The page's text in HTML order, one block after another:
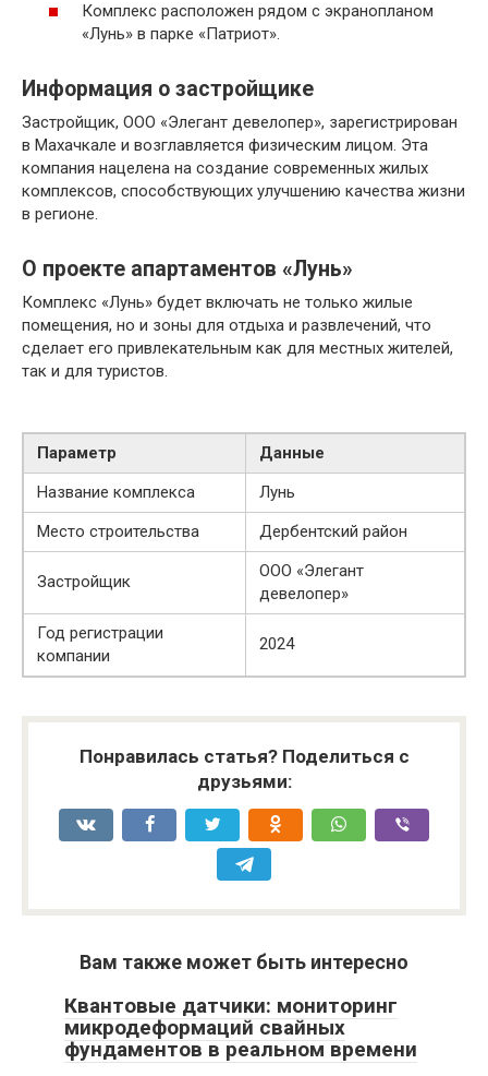
Комплекс расположен рядом с экранопланом
«Лунь» в парке «Патриот».
Информация о застройщике
Застройщик, ООО «Элегант девелопер», зарегистрирован
в Махачкале и возглавляется физическим лицом. Эта
компания нацелена на создание современных жилых
комплексов, способствующих улучшению качества жизни
в регионе.
О проекте апартаментов «Лунь»
Комплекс «Лунь» будет включать не только жилые
помещения, но и зоны для отдыха и развлечений, что
сделает его привлекательным как для местных жителей,
так и для туристов.
Параметр
Данные
Название комплекса
Лунь
Место строительства
Дербентский район
Застройщик
ООО «Элегант
девелопер»
Год регистрации
компании
2024
Понравилась статья? Поделиться с
друзьями:
Вам также может быть интересно
Квантовые датчики: мониторинг
микродеформаций свайных
фундаментов в реальном времени